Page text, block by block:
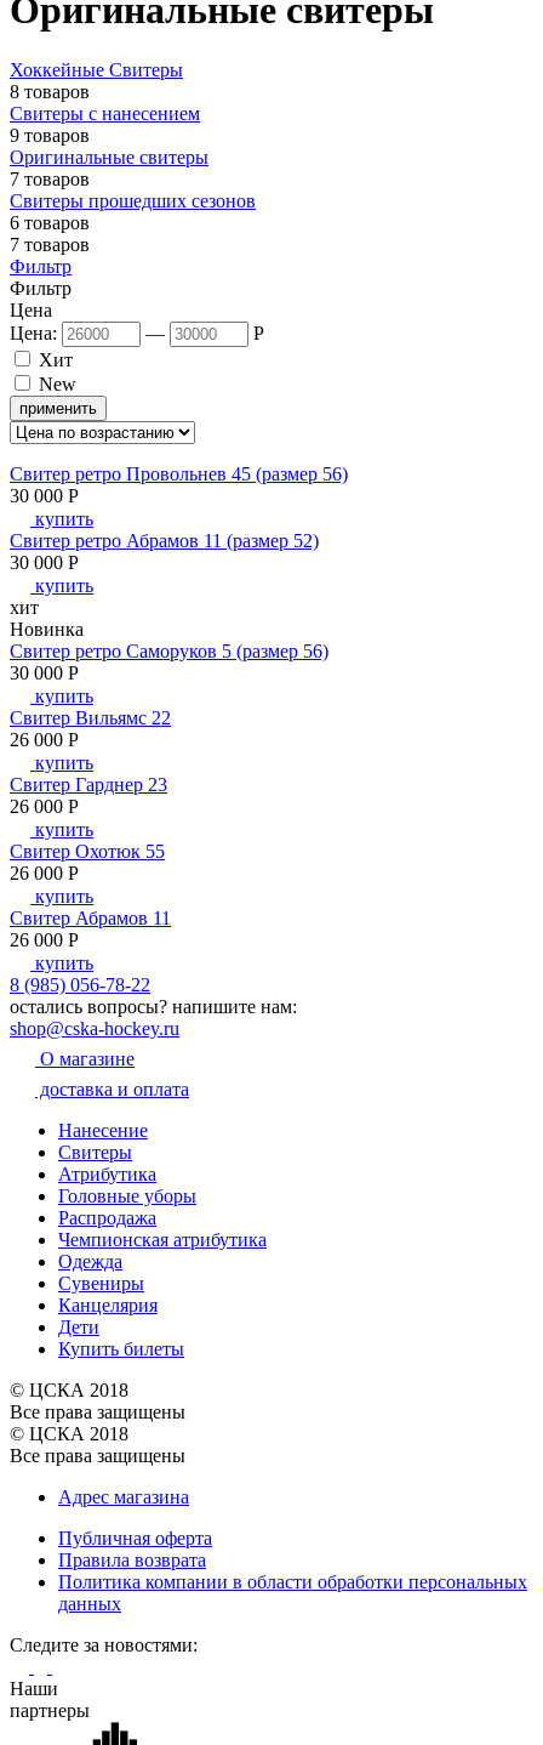
Оригинальные свитеры
Хоккейные Свитеры
8 товаров
Свитеры с нанесением
9 товаров
Оригинальные свитеры
7 товаров
Свитеры прошедших сезонов
6 товаров
7 товаров
Фильтр
Фильтр
Цена
Цена:
—
P
Хит
New
применить
Свитер ретро Провольнев 45 (размер 56)
30 000 P
купить
Свитер ретро Абрамов 11 (размер 52)
30 000 P
купить
хит
Новинка
Свитер ретро Саморуков 5 (размер 56)
30 000 P
купить
Свитер Вильямс 22
26 000 P
купить
Свитер Гарднер 23
26 000 P
купить
Свитер Охотюк 55
26 000 P
купить
Свитер Абрамов 11
26 000 P
купить
8 (985) 056-78-22
остались вопросы? напишите нам:
shop@cska-hockey.ru
О магазине
доставка и оплата
Нанесение
Свитеры
Атрибутика
Головные уборы
Распродажа
Чемпионская атрибутика
Одежда
Сувениры
Канцелярия
Дети
Купить билеты
© ЦСКА 2018
Все права защищены
© ЦСКА 2018
Все права защищены
Адрес магазина
Публичная оферта
Правила возврата
Политика компании в области обработки персональных
данных
Cледите за новостями:
Наши
партнеры